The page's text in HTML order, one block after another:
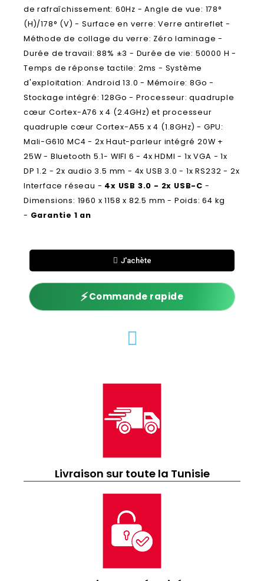
de rafraîchissement: 60Hz - Angle de vue: 178°
(H)/178° (V) - Surface en verre: Verre antireflet -
Méthode de collage du verre: Zéro laminage -
Durée de travail: 88% ±3 - Durée de vie: 50000 H -
Temps de réponse tactile: 2ms - Système
d'exploitation: Android 13.0 - Mémoire: 8Go -
Stockage intégré: 128Go - Processeur: quadruple
cœur Cortex-A76 x 4 (2.4GHz) et processeur
quadruple cœur Cortex-A55 x 4 (1.8GHz) - GPU:
Mali-G610 MC4 - 2x Haut-parleur intégré 20W +
25W - Bluetooth 5.1- WIFI 6 - 4x HDMI - 1x VGA - 1x
DP 1.2 - 2x audio 3.5 mm - 4x USB 3.0 - 1x RS232 - 2x
Interface réseau - 4x USB 3.0 - 2x USB-C -
Dimensions: 1960 x 1158 x 82.5 mm - Poids: 64 kg
- Garantie 1 an
J'achète
⚡Commande rapide
Livraison sur toute la Tunisie